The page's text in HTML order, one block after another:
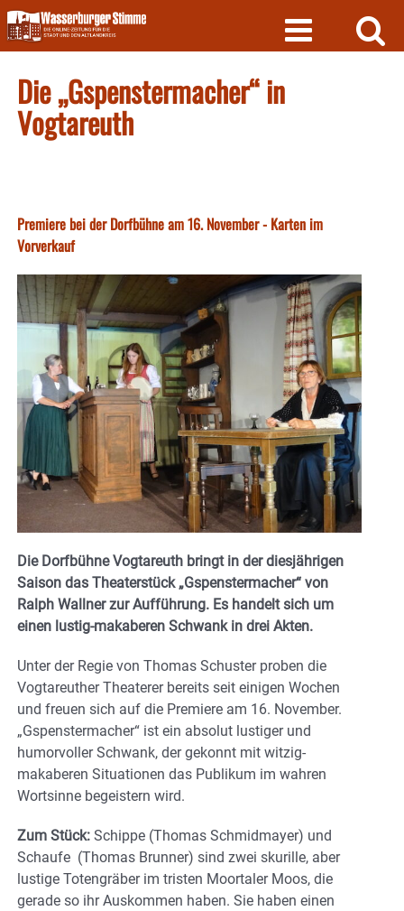
Skip
to
content
Die „Gspenstermacher“ in
Vogtareuth
Premiere bei der Dorfbühne am 16. November - Karten im
Vorverkauf
Die Dorfbühne Vogtareuth bringt in der diesjährigen
Saison das Theaterstück „Gspenstermacher“ von
Ralph Wallner zur Aufführung. Es handelt sich um
einen lustig-makaberen Schwank in drei Akten.
Unter der Regie von Thomas Schuster proben die
Vogtareuther Theaterer bereits seit einigen Wochen
und freuen sich auf die Premiere am 16. November.
„Gspenstermacher“ ist ein absolut lustiger und
humorvoller Schwank, der gekonnt mit witzig-
makaberen Situationen das Publikum im wahren
Wortsinne begeistern wird.
Zum Stück: Schippe (Thomas Schmidmayer) und
Schaufe (Thomas Brunner) sind zwei skurille, aber
lustige Totengräber im tristen Moortaler Moos, die
gerade so ihr Auskommen haben. Sie haben einen